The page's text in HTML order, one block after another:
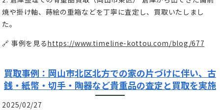
焼や掛け軸、蒔絵の重箱などを丁寧に査定し、買取いたしまし
た。
🔗 事例を見るhttps://www.timeline-kottou.com/blog/677
買取事例：岡山市北区北方での家の片づけに伴い、古
銭・紙幣・切手・陶器など貴重品の査定と買取を実施
2025/02/27